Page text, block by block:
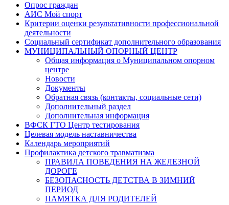
Опрос граждан
АИС Мой спорт
Критерии оценки результативности профессиональной
деятельности
Социальный сертификат дополнительного образования
МУНИЦИПАЛЬНЫЙ ОПОРНЫЙ ЦЕНТР
Общая информация о Муниципальном опорном
центре
Новости
Документы
Обратная связь (контакты, социальные сети)
Дополнительный раздел
Дополнительная информация
ВФСК ГТО Центр тестирования
Целевая модель наставничества
Календарь мероприятий
Профилактика детского травматизма
ПРАВИЛА ПОВЕДЕНИЯ НА ЖЕЛЕЗНОЙ
ДОРОГЕ
БЕЗОПАСНОСТЬ ДЕТСТВА В ЗИМНИЙ
ПЕРИОД
ПАМЯТКА ДЛЯ РОДИТЕЛЕЙ